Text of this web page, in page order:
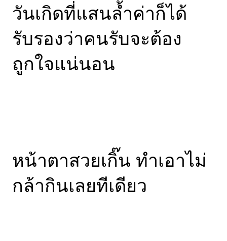
วันเกิดที่แสนล้ำค่าก็ได้
รับรองว่าคนรับจะต้อง
ถูกใจแน่นอน
หน้าตาสวยเกิ๊น ทำเอาไม่
กล้ากินเลยทีเดียว